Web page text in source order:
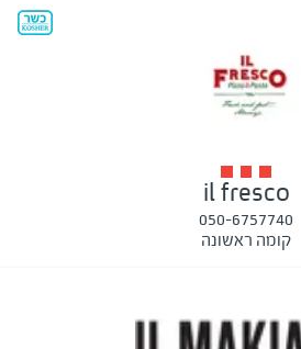
il fresco
050-6757740
קומה ראשונה